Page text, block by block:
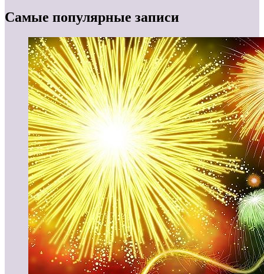
Самые популярные записи